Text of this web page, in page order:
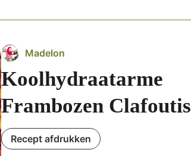
Madelon
Koolhydraatarme
Frambozen Clafoutis
Recept afdrukken